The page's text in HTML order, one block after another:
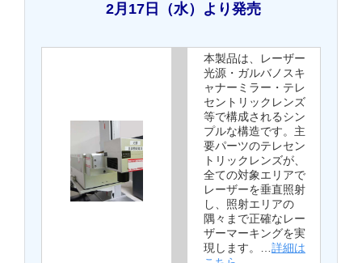
2月17日（水）より発売
本製品は、レーザー
光源・ガルバノスキ
ャナーミラー・テレ
セントリックレンズ
等で構成されるシン
プルな構造です。主
要パーツのテレセン
トリックレンズが、
全ての対象エリアで
レーザーを垂直照射
し、照射エリアの
隅々まで正確なレー
ザーマーキングを実
現します。… 詳細は